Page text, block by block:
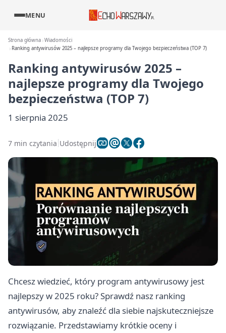
MENU
Strona główna Wiadomości
Ranking antywirusów 2025 – najlepsze programy dla Twojego bezpieczeństwa (TOP 7)
Ranking antywirusów 2025 –
najlepsze programy dla Twojego
bezpieczeństwa (TOP 7)
1 sierpnia 2025
7 min czytania Udostępnij
Chcesz wiedzieć, który program antywirusowy jest
najlepszy w 2025 roku? Sprawdź nasz ranking
antywirusów, aby znaleźć dla siebie najskuteczniejsze
rozwiązanie. Przedstawiamy krótkie oceny i